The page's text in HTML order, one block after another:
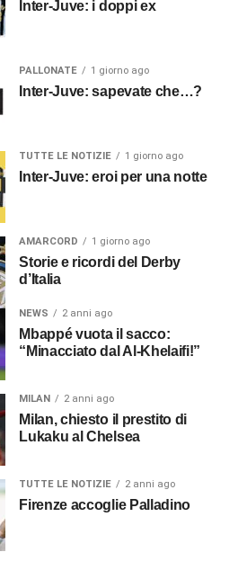
Inter-Juve: i doppi ex
PALLONATE 1 giorno ago
Inter-Juve: sapevate che…?
TUTTE LE NOTIZIE 1 giorno ago
Inter-Juve: eroi per una notte
AMARCORD 1 giorno ago
Storie e ricordi del Derby
d’Italia
NEWS 2 anni ago
Mbappé vuota il sacco:
“Minacciato dal Al-Khelaifi!”
MILAN 2 anni ago
Milan, chiesto il prestito di
Lukaku al Chelsea
TUTTE LE NOTIZIE 2 anni ago
Firenze accoglie Palladino